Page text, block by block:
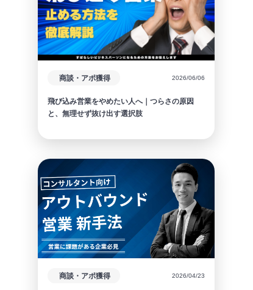
商談・アポ獲得 2026/06/06
飛び込み営業をやめたい人へ｜つらさの原因
と、無理せず抜け出す選択肢
商談・アポ獲得 2026/04/23